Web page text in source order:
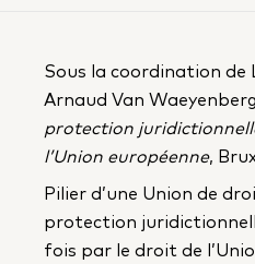
Sous la coordination
Arnaud Van
protection
l’Union européenne,
Pilier d’une Union de
protection
fois par le droit de